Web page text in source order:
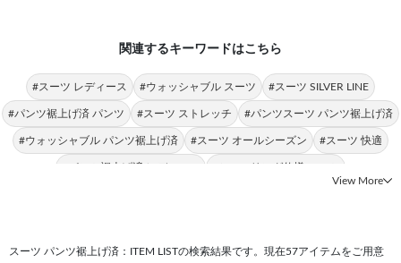
関連するキーワードはこちら
#スーツ レディース #ウォッシャブル スーツ #スーツ SILVER LINE
#パンツ裾上げ済 パンツ #スーツ ストレッチ #パンツスーツ パンツ裾上げ済
#ウォッシャブル パンツ裾上げ済 #スーツ オールシーズン #スーツ 快適
#パンツ裾上げ済 レディース #シャーリング仕様 スーツ
#ストレッチ パンツ裾上げ済 #オールシーズン パンツ裾上げ済
View More
スーツ パンツ裾上げ済：ITEM LISTの検索結果です。現在57アイテムをご用意